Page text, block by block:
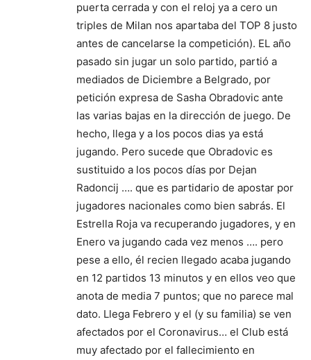
puerta cerrada y con el reloj ya a cero un
triples de Milan nos apartaba del TOP 8 justo
antes de cancelarse la competición). EL año
pasado sin jugar un solo partido, partió a
mediados de Diciembre a Belgrado, por
petición expresa de Sasha Obradovic ante
las varias bajas en la dirección de juego. De
hecho, llega y a los pocos dias ya está
jugando. Pero sucede que Obradovic es
sustituido a los pocos días por Dejan
Radoncij …. que es partidario de apostar por
jugadores nacionales como bien sabrás. El
Estrella Roja va recuperando jugadores, y en
Enero va jugando cada vez menos …. pero
pese a ello, él recien llegado acaba jugando
en 12 partidos 13 minutos y en ellos veo que
anota de media 7 puntos; que no parece mal
dato. Llega Febrero y el (y su familia) se ven
afectados por el Coronavirus… el Club está
muy afectado por el fallecimiento en